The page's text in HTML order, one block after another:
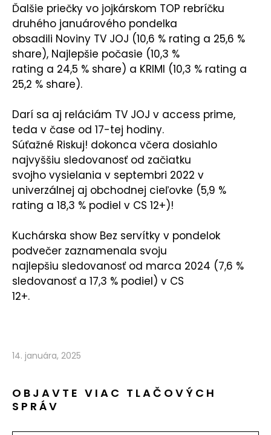
Ďalšie priečky vo jojkárskom TOP rebríčku
druhého januárového pondelka
obsadili Noviny TV JOJ (10,6 % rating a 25,6 %
share), Najlepšie počasie (10,3 %
rating a 24,5 % share) a KRIMI (10,3 % rating a
25,2 % share).
Darí sa aj reláciám TV JOJ v access prime,
teda v čase od 17-tej hodiny.
Súťažné Riskuj! dokonca včera dosiahlo
najvyššiu sledovanosť od začiatku
svojho vysielania v septembri 2022 v
univerzálnej aj obchodnej cieľovke (5,9 %
rating a 18,3 % podiel v CS 12+)!
Kuchárska show Bez servítky v pondelok
podvečer zaznamenala svoju
najlepšiu sledovanosť od marca 2024 (7,6 %
sledovanosť a 17,3 % podiel) v CS
12+.
14. januára, 2025
OBJAVTE VIAC TLAČOVÝCH
SPRÁV